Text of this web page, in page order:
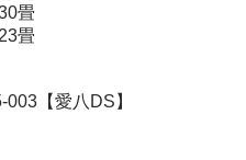
畳
畳
【愛八DS】